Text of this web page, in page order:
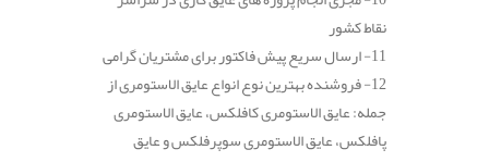
نقاط کشور
11- ارسال سریع پیش فاکتور برای مشتریان گرامی
12- فروشنده بهترین نوع انواع عایق الاستومری از
جمله: عایق الاستومری کافلکس، عایق الاستومری
پافلکس، عایق الاستومری سوپرفلکس و عایق